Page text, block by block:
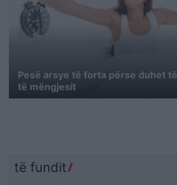
Pesë arsye të forta përse duhet
të mëngjesit
të fundit